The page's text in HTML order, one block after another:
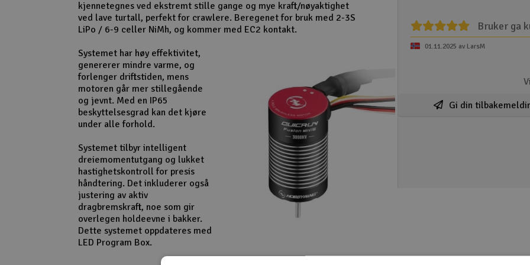
Smarthjem, lek & hobby
Solenergi
Sparkesykler & elkjøretøy
Verktøy, utstyr & tilbehør
Gavekort
kjennetegnes ved ekstremt stille gange og mye kraft/nøyaktighet
ved lave turtall, perfekt for crawlere. Beregenet for bruk med 2-3S
LiPo / 6-9 celler NiMh, og kommer med EC2 kontakt.
Systemet har høy effektivitet,
genererer mindre varme, og
forlenger driftstiden, mens
motoren går mer stillegående
og jevnt. Med en IP65
beskyttelsesgrad kan det kjøre
under alle forhold.
Systemet tilbyr intelligent
dreiemomentutgang og lukket
hastighetskontroll for presis
håndtering. Det inkluderer også
justering av aktiv
dragbremskraft, noe som gir
overlegen holdeevne i bakker.
Dette systemet oppdateres med
LED Program Box.
Bruker ga
01.11.2025 av LarsM
Gi din